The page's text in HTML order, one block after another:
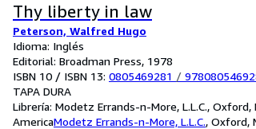
Thy liberty in law
Peterson, Walfred Hugo
Idioma: Inglés
Editorial: Broadman Press, 1978
ISBN 10 / ISBN 13: 0805469281 /
TAPA DURA
Librería: Modetz Errands-n-More, L.L.C., Oxford,
AmericaModetz Errands-n-More, L.L.C., Oxford,